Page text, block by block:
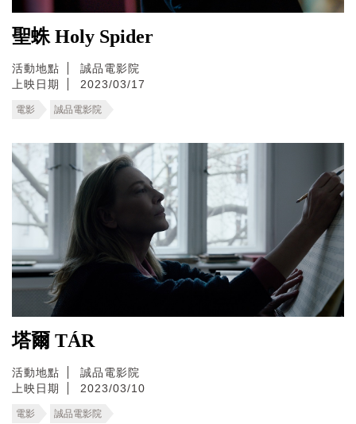
聖蛛 Holy Spider
活動地點
誠品電影院
上映日期
2023/03/17
電影 誠品電影院
塔爾 TÁR
活動地點
誠品電影院
上映日期
2023/03/10
電影 誠品電影院